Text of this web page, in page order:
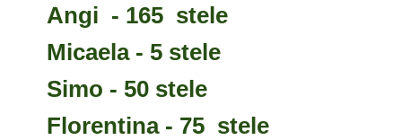
Angi - 165 stele
Micaela - 5 stele
Simo - 50 stele
Florentina - 75 stele